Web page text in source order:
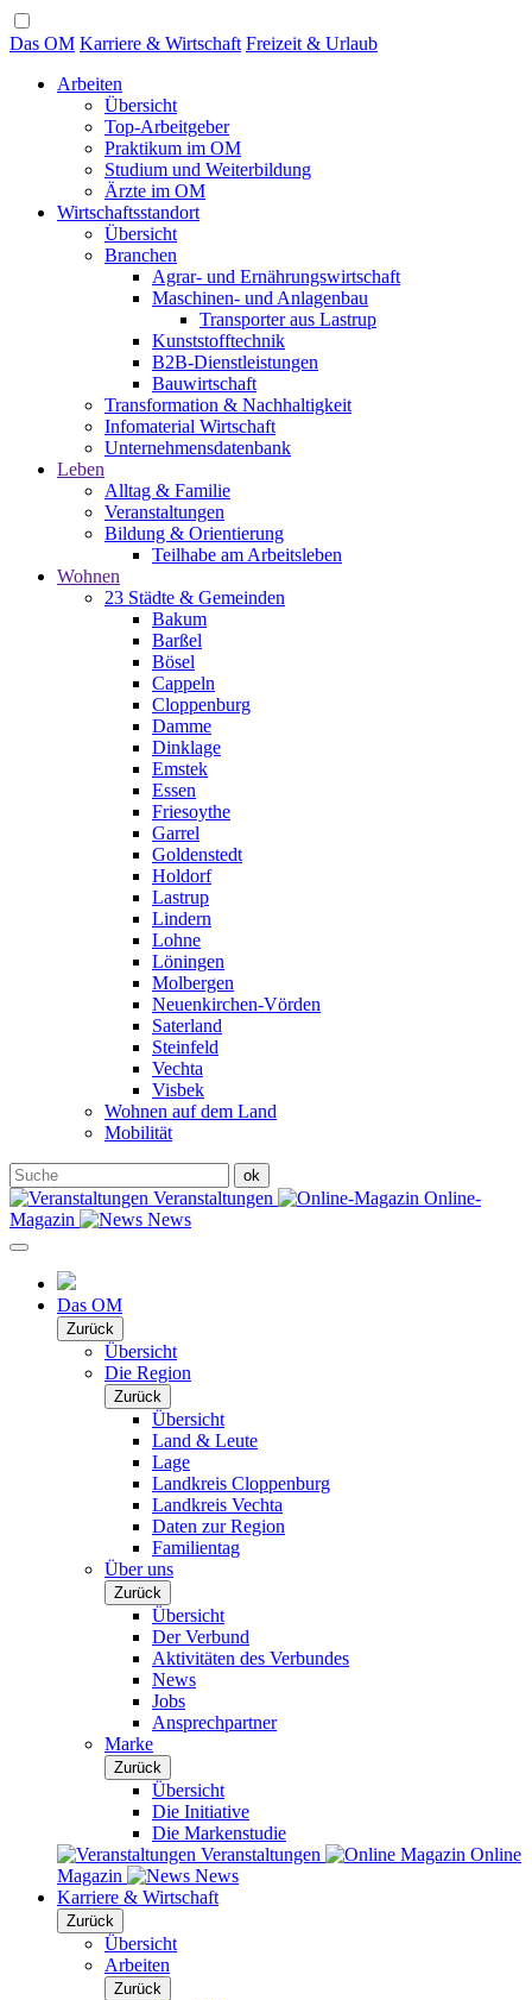
Das OM Karriere & Wirtschaft Freizeit & Urlaub
Arbeiten
Übersicht
Top-Arbeitgeber
Praktikum im OM
Studium und Weiterbildung
Ärzte im OM
Wirtschaftsstandort
Übersicht
Branchen
Agrar- und Ernährungswirtschaft
Maschinen- und Anlagenbau
Transporter aus Lastrup
Kunststofftechnik
B2B-Dienstleistungen
Bauwirtschaft
Transformation & Nachhaltigkeit
Infomaterial Wirtschaft
Unternehmensdatenbank
Leben
Alltag & Familie
Veranstaltungen
Bildung & Orientierung
Teilhabe am Arbeitsleben
Wohnen
23 Städte & Gemeinden
Bakum
Barßel
Bösel
Cappeln
Cloppenburg
Damme
Dinklage
Emstek
Essen
Friesoythe
Garrel
Goldenstedt
Holdorf
Lastrup
Lindern
Lohne
Löningen
Molbergen
Neuenkirchen-Vörden
Saterland
Steinfeld
Vechta
Visbek
Wohnen auf dem Land
Mobilität
Veranstaltungen
Online-
Magazin
News
Das OM
Zurück
Übersicht
Die Region
Zurück
Übersicht
Land & Leute
Lage
Landkreis Cloppenburg
Landkreis Vechta
Daten zur Region
Familientag
Über uns
Zurück
Übersicht
Der Verbund
Aktivitäten des Verbundes
News
Jobs
Ansprechpartner
Marke
Zurück
Übersicht
Die Initiative
Die Markenstudie
Veranstaltungen
Online
Magazin
News
Karriere & Wirtschaft
Zurück
Übersicht
Arbeiten
Zurück